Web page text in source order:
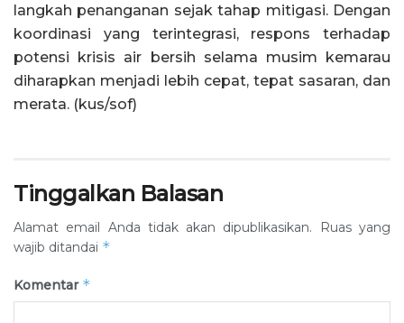
langkah penanganan sejak tahap mitigasi. Dengan
koordinasi yang terintegrasi, respons terhadap
potensi krisis air bersih selama musim kemarau
diharapkan menjadi lebih cepat, tepat sasaran, dan
merata. (kus/sof)
Tinggalkan Balasan
Alamat email Anda tidak akan dipublikasikan.
Ruas yang
wajib ditandai *
Komentar *